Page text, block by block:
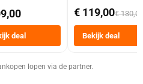
deal
Dubbele Mand 9
Tot 6 Personen
Heteluchtfriteuse
Zwart
€ 119,00€ 130,00
Bekijk deal
lopen via de partner.